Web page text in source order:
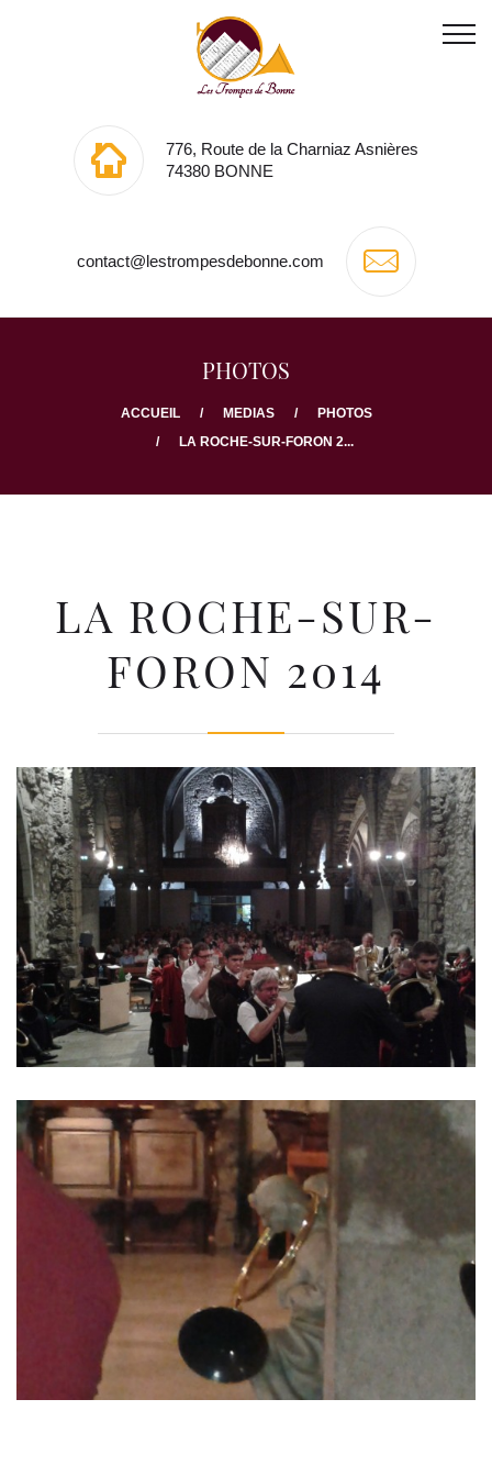
776, Route de la Charniaz Asnières
74380 BONNE
contact@lestrompesdebonne.com
PHOTOS
ACCUEIL MEDIAS
PHOTOS
LA ROCHE-SUR-FORON 2...
LA ROCHE-SUR-
FORON 2014